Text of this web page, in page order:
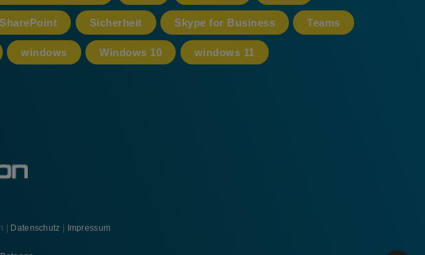
SharePoint Sicherheit Skype for Business Teams
windows Windows 10 windows 11
| Datenschutz Impressum